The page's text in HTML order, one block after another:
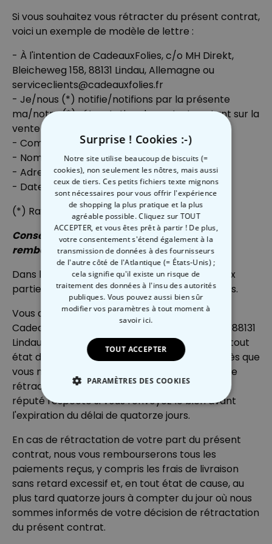
Si vous souhaitez vous rétracter du présent contrat,
voici un exemple de modèle de lettre :
- À l'intention de CadeauxFolies, c/o MH Direkt,
Bleicheweg 158, 88131 Lindau, Allemagne ou
serviceclients@cadeauxfolies.fr
- Je/nous (*) notifie/notifions par la présente
ma/notre (*) rétractation du contrat portant sur la
vente du bien ci-dessous
- Commandé le (...) / Reçu le (...)
- Nom du/des consommateur(s)
- Adresse du/des consommateur(s)
- Date
(*) Rayez la mention inutile.
Conséquences du droit de rétractation et
remboursement :
Dans le cas d'une annulation effective, les deux
parties doivent restituer les prestations reçues.
Vous devrez renvoyer ou rendre le bien, à
CadeauxFolies, c/o MH Direkt, Bleicheweg 158, 88131
Lindau, Allemagne, sans retard excessif et, en tout
état de cause, au plus tard quatorze jours après que
vous nous aurez communiqué votre décision de
rétractation du présent contrat. Ce délai est
réputé respecté si vous renvoyez le bien avant
l'expiration du délai de quatorze jours.
En cas de rétractation de votre part du présent
contrat, nous vous rembourserons tous les
paiements reçus, y compris les frais de livraison
sans retard excessif et, en tout état de cause, au
plus tard quatorze jours à compter du jour où nous
sommes informés de votre décision de rétractation
du présent contrat.
Surprise ! Cookies :-)
Notre site utilise beaucoup de biscuits (=
cookies), non seulement les nôtres, mais aussi
ceux de tiers. Ces petits fichiers texte mignons
sont nécessaires pour vous offrir l'expérience
de shopping la plus pratique et la plus
agréable possible. Cliquez sur TOUT
ACCEPTER, et vous êtes prêt à partir ! De plus,
votre consentement s'étend également à la
transmission de données à des fournisseurs
de l'autre côté de l'Atlantique (= États-Unis) ;
cela signifie qu'il existe un risque de
traitement des données à l'insu des autorités
publiques. Vous pouvez aussi bien sûr
modifier vos paramètres à tout momentà
savoir ici.
TOUT ACCEPTER
PARAMÈTRES DES COOKIES
STRICTEMENT NÉCESSAIRE
PERFORMANCE
COMMERCIALISATION
NON CLASSÉ